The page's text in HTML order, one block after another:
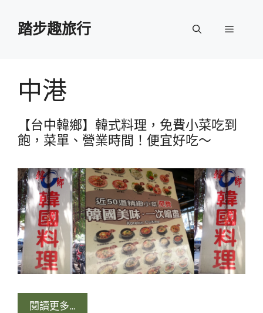
踏步趣旅行 選
中港
【台中韓鄉】韓式料理，免費小菜吃到
飽，菜單、營業時間！便宜好吃～
閱讀更多…